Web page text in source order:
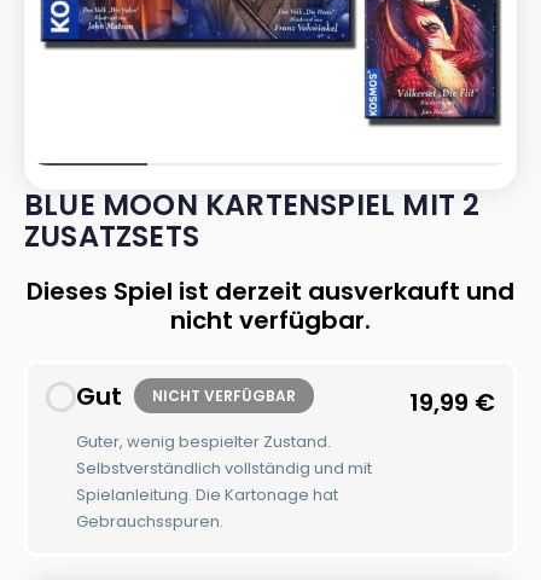
BLUE MOON KARTENSPIEL MIT 2
ZUSATZSETS
Dieses Spiel ist derzeit ausverkauft und
nicht verfügbar.
Gut NICHT VERFÜGBAR
Guter, wenig bespielter Zustand.
Selbstverständlich vollständig und mit
Spielanleitung. Die Kartonage hat
Gebrauchsspuren.
19,99 €